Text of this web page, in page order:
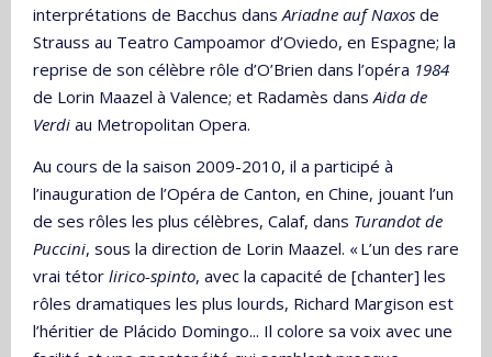
interprétations de Bacchus dansAriadne auf Naxos de
Strauss au Teatro Campoamor d’Oviedo, en Espagne; la
reprise de son célèbre rôle d’O’Brien dans l’opéra 1984
de Lorin Maazel à Valence; et Radamès dansAida de
Verdi au Metropolitan Opera.
Au cours de la saison 2009-2010, il a participé à
l’inauguration de l’Opéra de Canton, en Chine, jouant l’un
de ses rôles les plus célèbres, Calaf, dans Turandot de
Puccini, sous la direction de Lorin Maazel. « L’un des rare
vrai tétor lirico-spinto, avec la capacité de [chanter] les
rôles dramatiques les plus lourds, Richard Margison est
l’héritier de Plácido Domingo... Il colore sa voix avec une